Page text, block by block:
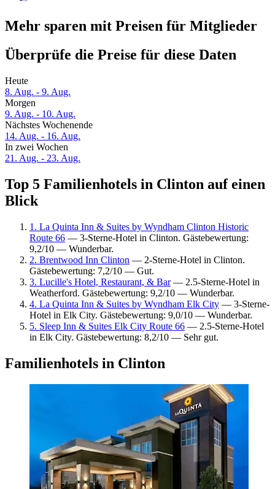
Mehr sparen mit Preisen für Mitglieder
Überprüfe die Preise für diese Daten
Heute
8. Aug. - 9. Aug.
Morgen
9. Aug. - 10. Aug.
Nächstes Wochenende
14. Aug. - 16. Aug.
In zwei Wochen
21. Aug. - 23. Aug.
Top 5 Familienhotels in Clinton auf einen
Blick
1. La Quinta Inn & Suites by Wyndham Clinton Historic
Route 66 — 3-Sterne-Hotel in Clinton. Gästebewertung:
9,2/10 — Wunderbar.
2. Brentwood Inn Clinton — 2-Sterne-Hotel in Clinton.
Gästebewertung: 7,2/10 — Gut.
3. Lucille's Hotel, Restaurant, & Bar— 2.5-Sterne-Hotel in
Weatherford. Gästebewertung: 9,2/10 — Wunderbar.
4. La Quinta Inn & Suites by Wyndham Elk City — 3-Sterne-
Hotel in Elk City. Gästebewertung: 9,0/10 — Wunderbar.
5. Sleep Inn & Suites Elk City Route 66 — 2.5-Sterne-Hotel
in Elk City. Gästebewertung: 8,2/10 — Sehr gut.
Familienhotels in Clinton